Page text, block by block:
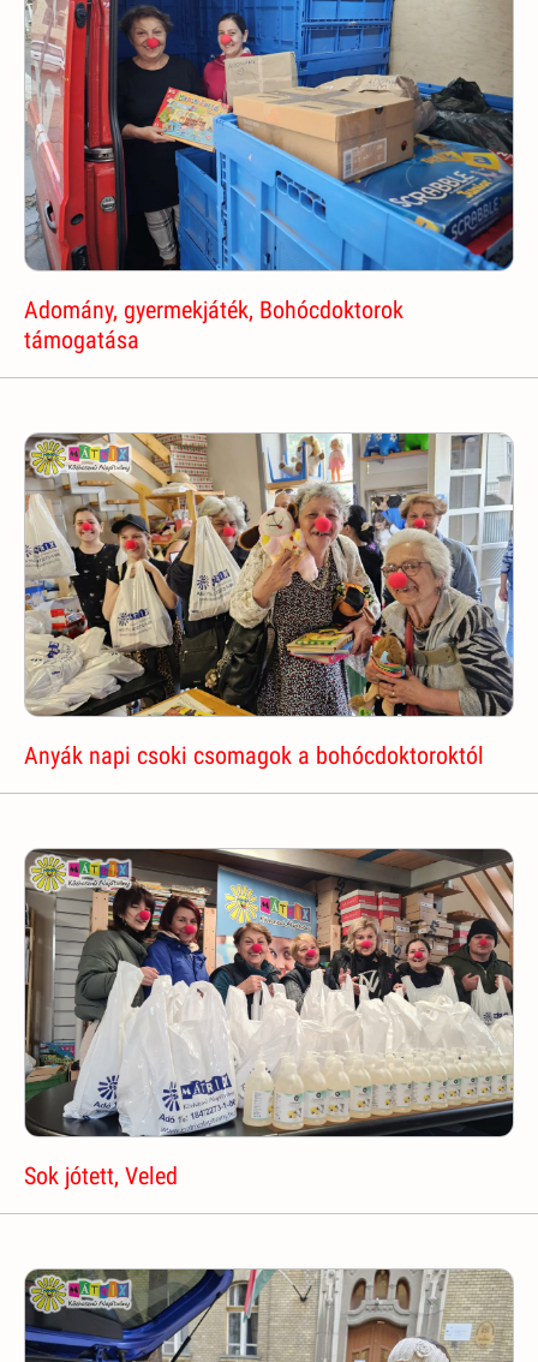
Adomány, gyermekjáték, Bohócdoktorok
támogatása
Anyák napi csoki csomagok a bohócdoktoroktól
Sok jótett, Veled